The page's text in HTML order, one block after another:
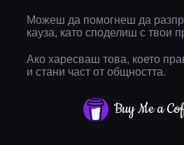
Можеш да помогнеш да
кауза, като споделиш с твои
Ако харесваш това, което
и стани част от общността.
Buy Me a